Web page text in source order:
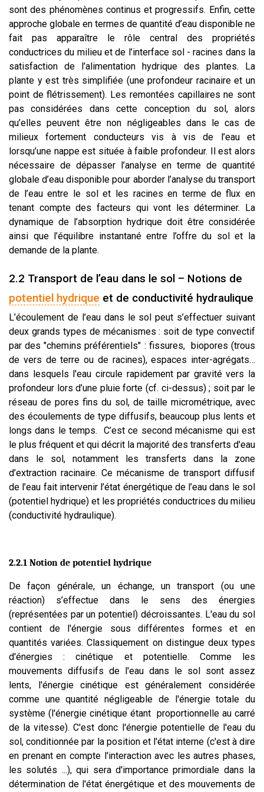
sont des phénomènes continus et progressifs. Enfin, cette
approche globale en termes de quantité d’eau disponible ne
fait pas apparaître le rôle central des propriétés
conductrices du milieu et de l’interface sol - racines dans la
satisfaction de l’alimentation hydrique des plantes. La
plante y est très simplifiée (une profondeur racinaire et un
point de flétrissement). Les remontées capillaires ne sont
pas considérées dans cette conception du sol, alors
qu’elles peuvent être non négligeables dans le cas de
milieux fortement conducteurs vis à vis de l’eau et
lorsqu’une nappe est située à faible profondeur. Il est alors
nécessaire de dépasser l’analyse en terme de quantité
globale d’eau disponible pour aborder l’analyse du transport
de l’eau entre le sol et les racines en terme de flux en
tenant compte des facteurs qui vont les déterminer. La
dynamique de l’absorption hydrique doit être considérée
ainsi que l’équilibre instantané entre l’offre du sol et la
demande de la plante.
2.2 Transport de l’eau dans le sol – Notions de
potentiel hydrique et de conductivité hydraulique
L’écoulement de l’eau dans le sol peut s’effectuer suivant
deux grands types de mécanismes : soit de type convectif
par des "chemins préférentiels" : fissures, biopores (trous
de vers de terre ou de racines), espaces inter-agrégats…
dans lesquels l'eau circule rapidement par gravité vers la
profondeur lors d’une pluie forte (cf. ci-dessus) ; soit par le
réseau de pores fins du sol, de taille micrométrique, avec
des écoulements de type diffusifs, beaucoup plus lents et
longs dans le temps. C’est ce second mécanisme qui est
le plus fréquent et qui décrit la majorité des transferts d'eau
dans le sol, notamment les transferts dans la zone
d’extraction racinaire. Ce mécanisme de transport diffusif
de l’eau fait intervenir l’état énergétique de l’eau dans le sol
(potentiel hydrique) et les propriétés conductrices du milieu
(conductivité hydraulique).
2.2.1 Notion de potentiel hydrique
De façon générale, un échange, un transport (ou une
réaction) s’effectue dans le sens des énergies
(représentées par un potentiel) décroissantes. L'eau du sol
contient de l'énergie sous différentes formes et en
quantités variées. Classiquement on distingue deux types
d'énergies : cinétique et potentielle. Comme les
mouvements diffusifs de l'eau dans le sol sont assez
lents, l'énergie cinétique est généralement considérée
comme une quantité négligeable de l'énergie totale du
système (l'énergie cinétique étant proportionnelle au carré
de la vitesse). C'est donc l'énergie potentielle de l'eau du
sol, conditionnée par la position et l'état interne (c'est à dire
en prenant en compte l'interaction avec les autres phases,
les solutés ...), qui sera d'importance primordiale dans la
détermination de l'état énergétique et des mouvements de